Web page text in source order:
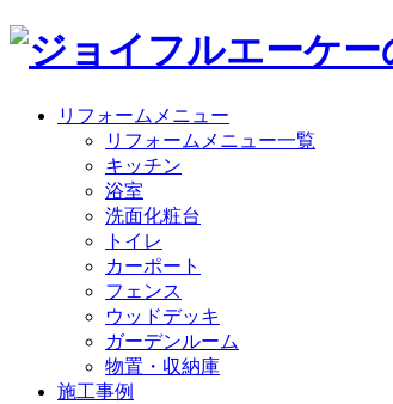
リフォームメニュー
リフォームメニュー一覧
キッチン
浴室
洗面化粧台
トイレ
カーポート
フェンス
ウッドデッキ
ガーデンルーム
物置・収納庫
施工事例